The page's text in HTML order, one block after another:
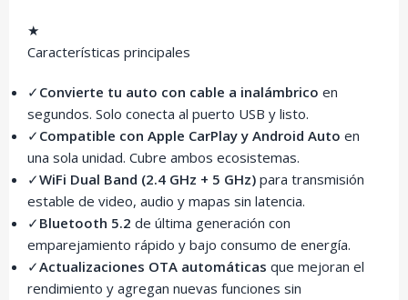
★
Características principales
✓ Convierte tu auto con cable a inalámbrico en
segundos. Solo conecta al puerto USB y listo.
✓ Compatible con Apple CarPlay y Android Auto en
una sola unidad. Cubre ambos ecosistemas.
✓WiFi Dual Band (2.4 GHz + 5 GHz) para transmisión
estable de video, audio y mapas sin latencia.
✓ Bluetooth 5.2 de última generación con
emparejamiento rápido y bajo consumo de energía.
✓Actualizaciones OTA automáticas que mejoran el
rendimiento y agregan nuevas funciones sin